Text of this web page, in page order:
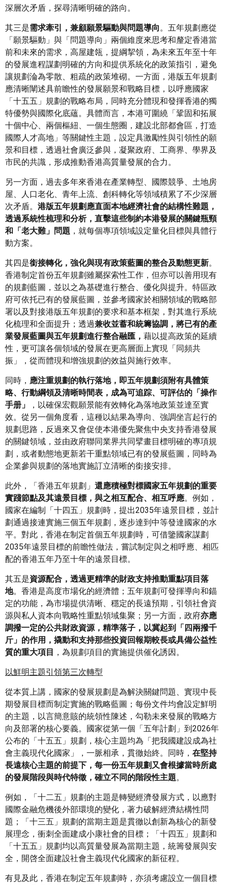
深層次矛盾，探尋清晰明確的路向。
其三是需求牽引，兼顧願景驅動與問題導向。五年規劃應從
「願景驅動」與「問題導向」兩個維度來思考和釐定香港當
前和未來的需求，高屋建瓴，提綱挈領，為未來五年至十年
的發展進程謀劃明確的方向和提供系統化的政策指引，避免
讓規劃淪為零散、粗疏的政策堆砌。一方面，港版五年規劃
應清晰闡述具前瞻性的發展願景和戰略目標，以呼應國家
「十五五」規劃的戰略布局，同時充分體現和發揮香港的獨
特優勢與國際化底蘊。具體而言，本港可圍繞「鞏固和拓展
十個中心、兩個樞紐、一個生態圈，建設北部都會區，打造
國際人才高地」等關鍵性主題，設定具激勵性與引領性的願
景和目標，透過社會廣泛參與，凝聚政府、工商界、學界及
市民的共識，形成推動香港高質量發展的合力。
另一方面，過去多年來香港在產業轉型、國際競爭、土地房
屋、人口老化、青年上流、創科轉化等領域積累了不少深層
次矛盾。 港版五年規劃應直面本地經濟社會的結構性難題，
透過系統性梳理和分析，直擊這些制約本港發展的關鍵瓶頸
和「老大難」問題 ，就每個專項領域設定量化目標與具體行
動方案。
其四是銜接轉化，強化與現有政策藍圖的整合及動態更新。
香港制定首份五年規劃雖屬探索性工作，但亦可以善用現有
的規劃藍圖，並以之為基礎進行整合、優化與提升。特區政
府可依托已有的發展藍圖，並參考國家於相關領域的戰略部
署以及對接港版五年規劃的要求和基本框架，對其進行系統
化梳理和全面提升；透過兼收並蓄和統籌協調，將已有的產
業發展藍圖與五年規劃進行整合融匯， 藉以提高政策的延續
性，更可讓各個領域的發展在更高層面上實現「同頻共
振」，從而體現和增強規劃的效益與施行效率。
同時， 應注重規劃的執行落地，即五年規劃須附有具體策
略、行動綱領及清晰時間表，成為可追踪、可評估的「操作
手册」
，以確保宏觀願景能有效轉化為落地政策並達至實
效。從另一個角度看，這種以結果為導向、強調坐言起行的
規劃思路，反過來又會促使本港優先聚焦中央支持香港發展
的關鍵領域，並由政府聯同業界共同擘畫目標明確的專項規
劃，或者動態地更新若干重點領域已有的發展藍圖，同時為
企業參與規劃的落地實施訂立清晰的銜接安排。
此外，「香港五年規劃」 還應積極對標國家五年規劃的重要
實踐節點及其遠景目標，與之相互配合、相互呼應。例如，
國家在編制「十四五」規劃時，提出2035年遠景目標，並計
劃通過接連實施三個五年規劃，逐步達到中等發達國家的水
平。對此，香港在制定首個五年規劃時，可借鑒國家謀劃
2035年遠景目標的前瞻性做法，嘗試制定與之相呼應、相匹
配的香港五年乃至十年的遠景目標。
其五是資源配合，透過更精準的財政支持推動重點項目落
地。香港是高度市場化的經濟體；五年規劃可發揮導向和錨
定的功能，為市場提供清晰、穩定的長遠預期，引領社會資
源與私人資本向戰略性重點領域集聚；另一方面，政府亦應
調撥一定的公共財政資源，精準落子，以冀起到「四兩撥千
斤」的作用，撬動和支持那些投資回報期較長或具備公益性
質的重大項目 ，為規劃項目的實施提供催化誘因。
以鮮明主題引領第三次轉型
從本質上講，國家的發展規劃是為解決關鍵問題、實現中長
期發展目標而制定實施的戰略藍圖；每份文件均會設定鮮明
的主題，以言簡意賅的統領性陳述，勾勒未來發展的戰略方
向及部署的核心要義。國家從第一個「五年計劃」到2026年
公布的「十五五」規劃，核心主題均為「把我國建設成為社
會主義現代化國家」，一脈相承，貫徹始終。同時， 在堅持
長遠核心主題的前提下，每一份五年規劃又會根據當時所處
的發展階段與時代特徵，確立不同的階段性主題。
例如，「十二五」規劃的主題是轉變經濟發展方式，以應對
國際金融危機後外部環境的變化，著力破解經濟結構性問
題；「十三五」規劃的當期主題是貫徹以創新為核心的新發
展理念，衝刺全面建成小康社會的目標；「十四五」規劃和
「十五五」規劃均以高質量發展為當期主題，統籌發展與安
全，開啓全面建設社會主義現代化國家的新征程。
有見及此，香港在制定五年規劃時，亦須考慮設立一個目標